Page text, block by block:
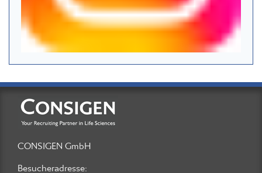
CONSIGEN GmbH
Besucheradresse: